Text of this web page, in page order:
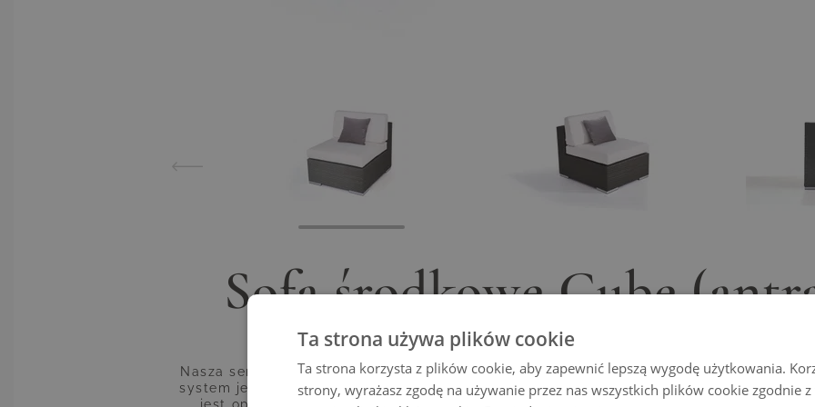
Sofa środkowe Cube
Nasza seria Cube jest niezwykle elastyczna. Dzięki różnym modułom możliwe są
system jest uosobieniem adaptacyjności. Pokrycia są odporne na brud i wodę, rama z
Ta strona używa plików cookie
Ta strona korzysta z plików cookie, aby zapewnić lepszą wygodę użytkowania.
strony, wyrażasz zgodę na używanie przez nas wszystkich plików cookie zgodnie